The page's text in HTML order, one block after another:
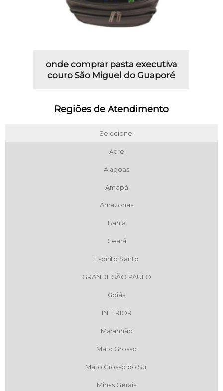
onde comprar pasta executiva
couro São Miguel do Guaporé
Regiões de Atendimento
Selecione:
Acre
Alagoas
Amapá
Amazonas
Bahia
Ceará
Espírito Santo
GRANDE SÃO PAULO
Goiás
INTERIOR
Maranhão
Mato Grosso
Mato Grosso do Sul
Minas Gerais